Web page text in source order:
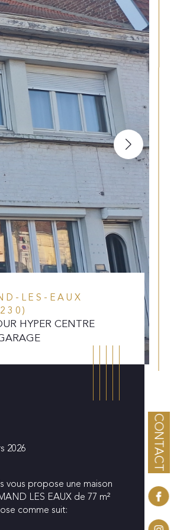
CONTACT
HYPER CENTRE
2026
vous propose une maison
LES EAUX de 77 m²
comme suit: